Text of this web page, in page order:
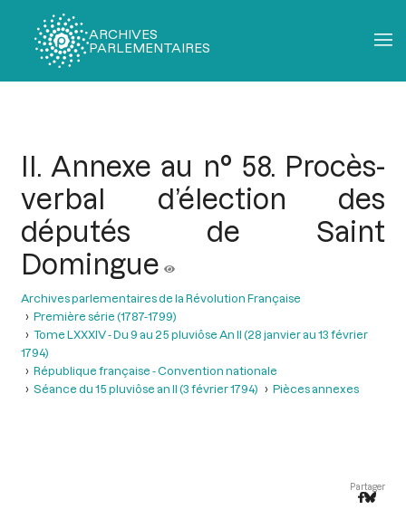
ARCHIVES
PARLEMENTAIRES
II. Annexe au n° 58. Procès-
verbal d’élection des
députés de Saint
Domingue
Archives parlementaires de la Révolution Française
Première série (1787-1799)
Tome LXXXIV - Du 9 au 25 pluviôse An II (28 janvier au 13 février
1794)
République française - Convention nationale
Séance du 15 pluviôse an II (3 février 1794)
Pièces annexes
Partager